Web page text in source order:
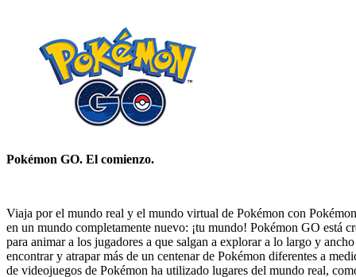
Pokémon GO. El comienzo.
Viaja por el mundo real y el mundo virtual de Pokémon con
en un mundo completamente nuevo: ¡tu mundo! Pokémon GO está
para animar a los jugadores a que salgan a explorar a lo largo y
encontrar y atrapar más de un centenar de Pokémon diferentes a
de videojuegos de Pokémon ha utilizado lugares del mundo real,